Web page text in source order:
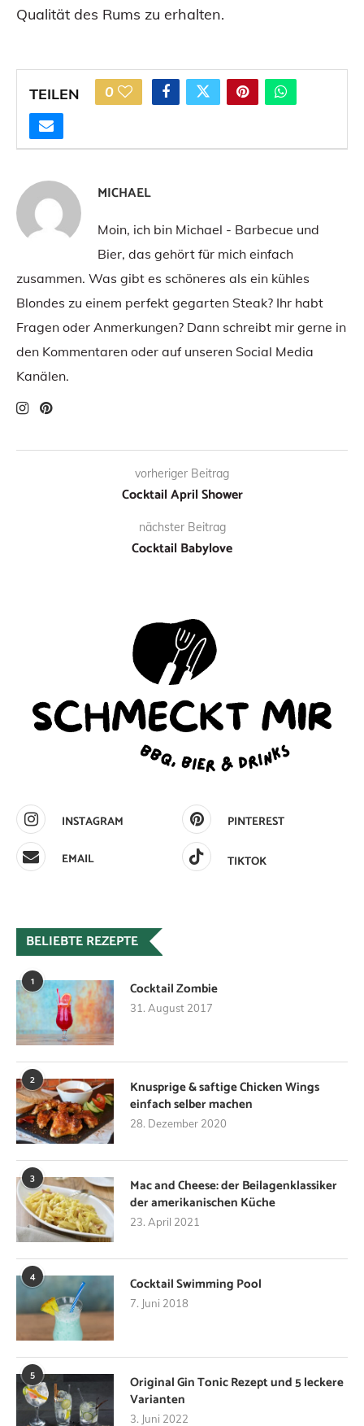
Qualität des Rums zu erhalten.
TEILEN 0
MICHAEL
Moin, ich bin Michael - Barbecue und
Bier, das gehört für mich einfach
zusammen. Was gibt es schöneres als ein kühles
Blondes zu einem perfekt gegarten Steak? Ihr habt
Fragen oder Anmerkungen? Dann schreibt mir gerne in
den Kommentaren oder auf unseren Social Media
Kanälen.
vorheriger Beitrag
Cocktail April Shower
nächster Beitrag
Cocktail Babylove
INSTAGRAM
PINTEREST
EMAIL
TIKTOK
BELIEBTE REZEPTE
1 Cocktail Zombie
31. August 2017
2
Knusprige & saftige Chicken Wings
einfach selber machen
28. Dezember 2020
3
Mac and Cheese: der Beilagenklassiker
der amerikanischen Küche
23. April 2021
4 Cocktail Swimming Pool
7. Juni 2018
5
Original Gin Tonic Rezept und 5 leckere
Varianten
3. Juni 2022